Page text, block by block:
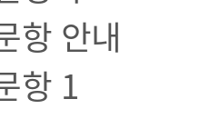
항 안내
항 1